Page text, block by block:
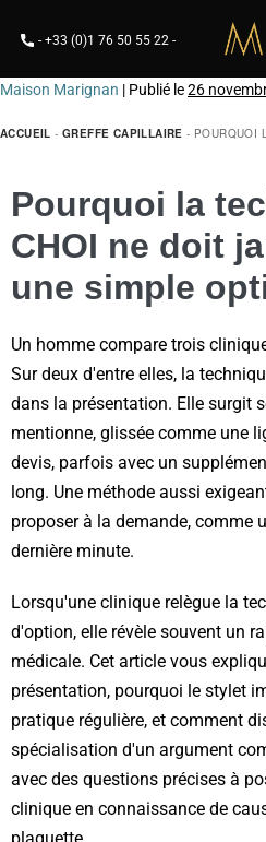
- +33 (0)1 76 50 55 22 -
Maison Marignan | Publié le26
ACCUEIL -GREFFE CAPILLAIRE - POURQUOI
Pourquoi la
CHOI ne doit
une simple
Un homme compare trois
Sur deux d'entre elles, la
dans la présentation. Elle surgit
mentionne, glissée comme une
devis, parfois avec un
long. Une méthode aussi
proposer à la demande, comme
dernière minute.
Lorsqu'une clinique relègue la
d'option, elle révèle souvent un
médicale. Cet article vous
présentation, pourquoi le stylet
pratique régulière, et comment
spécialisation d'un argument
avec des questions précises à
clinique en connaissance de